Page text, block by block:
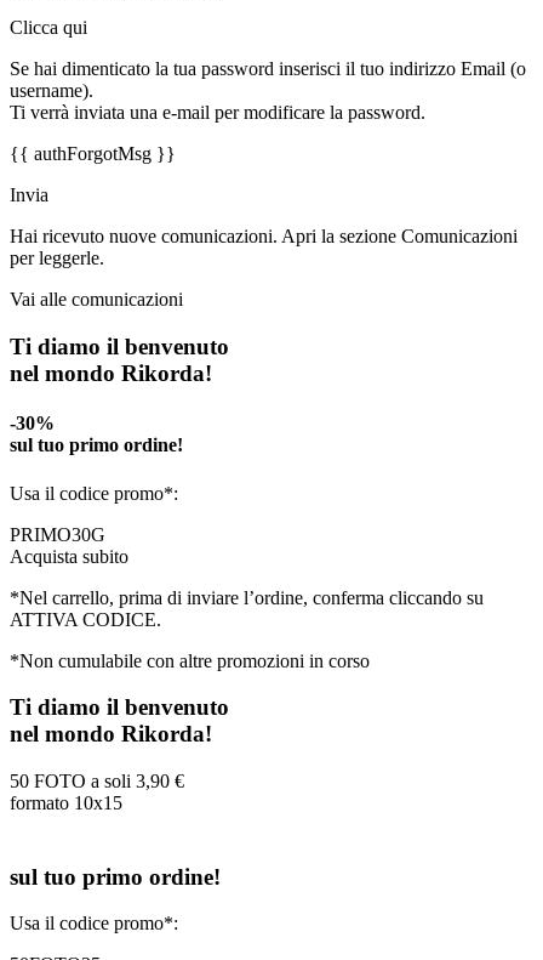
Clicca qui
Se hai dimenticato la tua password inserisci il tuo indirizzo Email (o
username).
Ti verrà inviata una e-mail per modificare la password.
{{ authForgotMsg }}
Invia
Hai ricevuto nuove comunicazioni. Apri la sezione Comunicazioni
per leggerle.
Vai alle comunicazioni
Ti diamo il benvenuto
nel mondo Rikorda!
-30%
sul tuo primo ordine!
Usa il codice promo*:
PRIMO30G
Acquista subito
*Nel carrello, prima di inviare l’ordine, conferma cliccando su
ATTIVA CODICE.
*Non cumulabile con altre promozioni in corso
Ti diamo il benvenuto
nel mondo Rikorda!
50 FOTO a soli 3,90 €
formato 10x15
sul tuo primo ordine!
Usa il codice promo*: